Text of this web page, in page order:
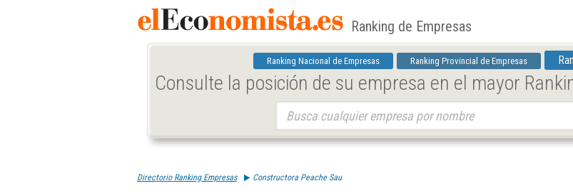
Ranking de Empresas
Ranking Nacional de Empresas Ranking Provincial de Empresas
Consulte la posición de su empresa en el mayor
Directorio Ranking Empresas Constructora Peache Sau